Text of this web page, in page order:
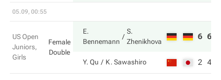
05.09, 00:55
US Open
Juniors,
Girls
Female
Double
E.
Bennemann
S.
Zhenikhova
6 6
Y. Qu K. Sawashiro 2 4